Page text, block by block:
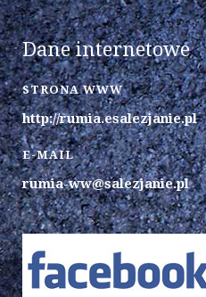
Dane internetowe
STRONA WWW
http://rumia.esalezjanie.pl
E-MAIL
rumia-ww@salezjanie.pl